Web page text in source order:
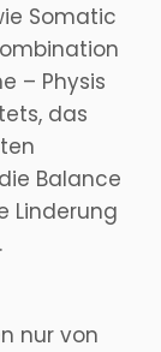
Somatic
– Physis
das
Balance
Linderung
nur von